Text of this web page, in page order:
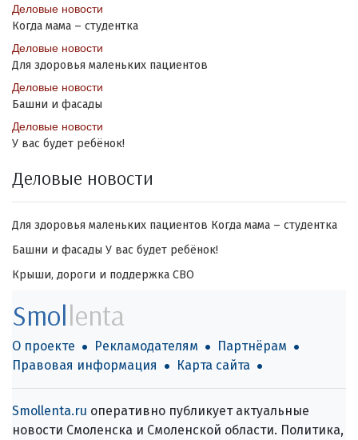
Деловые новости
Когда мама – студентка
Деловые новости
Для здоровья маленьких пациентов
Деловые новости
Башни и фасады
Деловые новости
У вас будет ребёнок!
Деловые новости
Для здоровья маленьких пациентов Когда мама – студентка
Башни и фасады У вас будет ребёнок!
Крыши, дороги и поддержка СВО
Smollenta
О проекте Рекламодателям
Партнёрам
Правовая информация
Карта сайта
Smollenta.ru оперативно публикует актуальные
новости Смоленска и Смоленской области. Политика,